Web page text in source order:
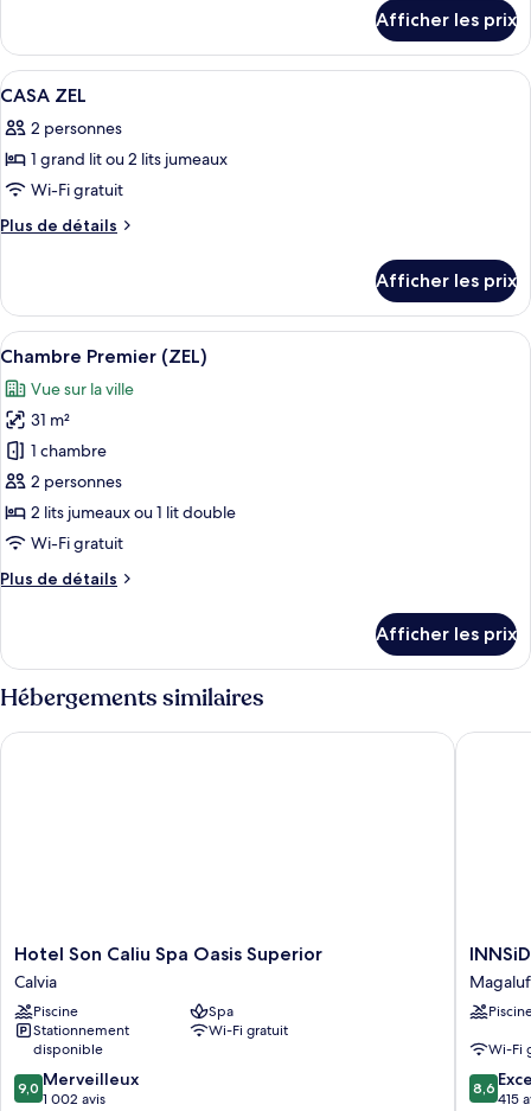
chambre :
ZEL
PREMIER
ROOM
MEDITERRANEAN
VIEW
ZEL
PREMIER
ROOM
VIEW
Afficher les prix
Afficher
toutes
les
photos
pour
ce
chambre :
CASA
ZEL
Une pièce comprenant un lit, une
9
CASA ZEL
2 personnes
1 grand lit ou 2 lits jumeaux
Wi-Fi gratuit
Plus de détails
Plus
CASA
ZEL
Afficher les prix
Afficher
toutes
les
photos
pour
ce
type
de
chambre :
Chambre
Une chambre à coucher avec un lit,
7
Chambre Premier (ZEL)
Vue sur la ville
31 m²
1 chambre
2 personnes
2 lits jumeaux ou 1 lit double
Wi-Fi gratuit
Plus de détails
Plus
Chambre
Premier
(ZEL)
Afficher les prix
Hébergements similaires
Hotel
Son
Caliu
Spa
Oasis
Superior
Calvia
Hotel Son Caliu Spa Oasis Superior
Calvia
Piscine
Spa
Stationnement
disponible
Wi-Fi gratuit
9.0
sur
9,0 Merveilleux
1 002 avis
Hotel Son Caliu Spa Oasis Superior
by
Meliá
Calviá
Magaluf
Magaluf
Wi-Fi
8.6
sur
8,6
415